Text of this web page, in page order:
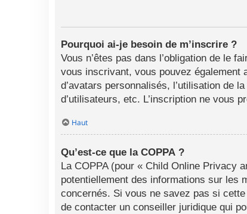
Pourquoi ai-je besoin de m’inscrire ?
Vous n’êtes pas dans l’obligation de le
vous inscrivant, vous pouvez également
d’avatars personnalisés, l’utilisation de
d’utilisateurs, etc. L’inscription ne vous
Haut
Qu’est-ce que la COPPA ?
La COPPA (pour « Child Online Privacy
potentiellement des informations sur les
concernés. Si vous ne savez pas si
de contacter un conseiller juridique qui